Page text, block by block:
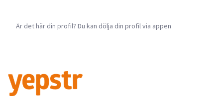
Är det här din profil? Du kan dölja din profil via appen